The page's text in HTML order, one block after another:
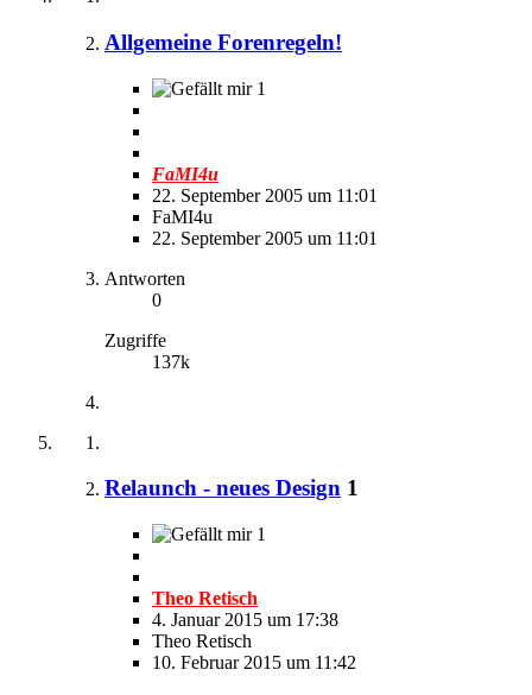
Allgemeine Forenregeln!
1
FaMI4u
22. September 2005 um 11:01
FaMI4u
22. September 2005 um 11:01
Antworten
0
Zugriffe
137k
Relaunch - neues Design 1
1
Theo Retisch
4. Januar 2015 um 17:38
Theo Retisch
10. Februar 2015 um 11:42